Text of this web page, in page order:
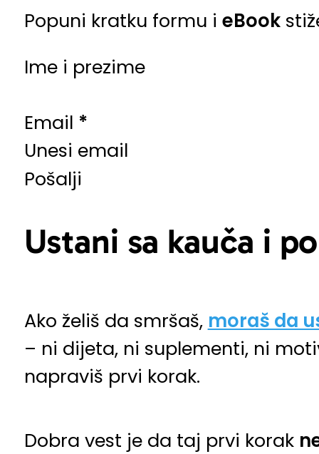
Popuni kratku formu i eBook
Ime i prezime
Email *
Pošalji
Ustani sa kauča i
Ako želiš da smršaš, moraš da
– ni dijeta, ni suplementi, ni
napraviš prvi korak.
Dobra vest je da taj prvi korak